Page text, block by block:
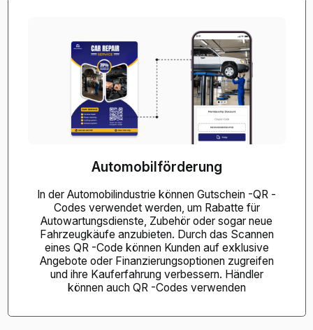
Automobilförderung
In der Automobilindustrie können Gutschein -QR -
Codes verwendet werden, um Rabatte für
Autowartungsdienste, Zubehör oder sogar neue
Fahrzeugkäufe anzubieten. Durch das Scannen
eines QR -Code können Kunden auf exklusive
Angebote oder Finanzierungsoptionen zugreifen
und ihre Kauferfahrung verbessern. Händler
können auch QR -Codes verwenden